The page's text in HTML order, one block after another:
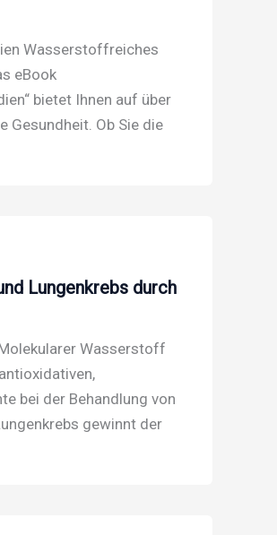
Wasserstoffreiches
eBook
bietet Ihnen auf über
Ob Sie die
Lungenkrebs durch
Wasserstoff
bei der Behandlung von
gewinnt der